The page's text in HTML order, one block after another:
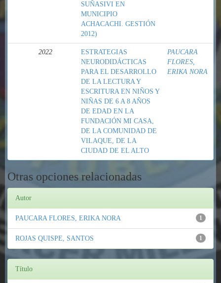
SUÑASIVI EN
MUNICIPIO
ACHACACHI. GESTIÓN
2012)
2022
ESTRATEGIAS
NEURODIDÁCTICAS
PARA EL DESARROLLO
DE LA LECTURA Y
ESCRITURA EN NIÑOS Y
NIÑAS DE 6 A 8 AÑOS
DE EDAD EN LA
FUNDACIÓN MI CASA,
DE LA COMUNIDAD DE
VILAQUE, DE LA
CIUDAD DE EL ALTO
PAUCARA
FLORES,
ERIKA NORA
Otras opciones relacionadas
Autor
1
PAUCARA FLORES, ERIKA NORA
1
ROJAS QUISPE, SANTOS
Título